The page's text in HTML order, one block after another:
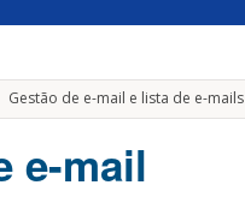
Gestão de e-mail e lista de e-mails
e-mail